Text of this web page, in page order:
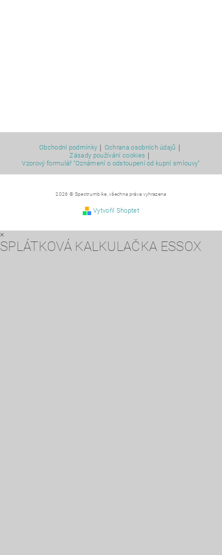
Obchodní podmínky Ochrana osobních údajů
Zásady používání cookies
Vzorový formulář "Oznámení o odstoupení od kupní smlouvy"
2026 © Spectrumbike, všechna práva vyhrazena
Vytvořil Shoptet
×
SPLÁTKOVÁ KALKULAČKA ESSOX